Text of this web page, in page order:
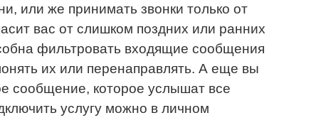
или же принимать звонки только от
вас от слишком поздних или ранних
фильтровать входящие сообщения
их или перенаправлять. А еще вы
сообщение, которое услышат все
услугу можно в личном